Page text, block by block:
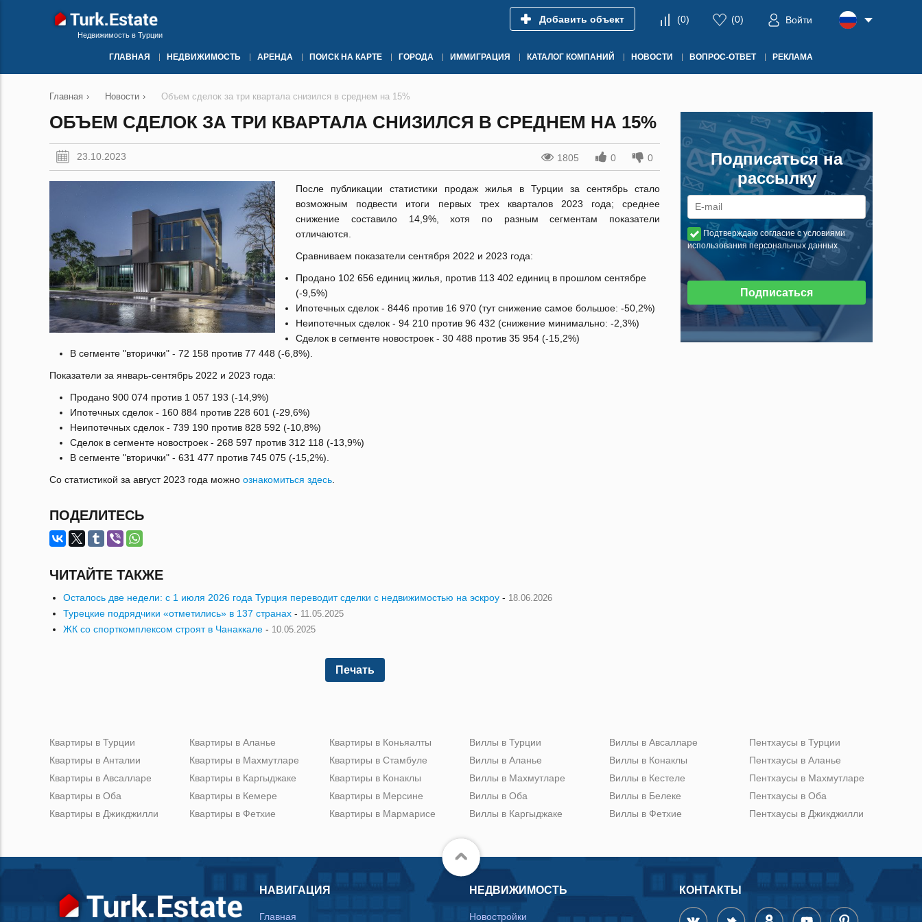
Недвижимость в Турции
Добавить объект (0) (0) Войти
ГЛАВНАЯ НЕДВИЖИМОСТЬ АРЕНДА ПОИСК НА КАРТЕ ГОРОДА ИММИГРАЦИЯ КАТАЛОГ КОМПАНИЙ НОВОСТИ ВОПРОС-ОТВЕТ РЕКЛАМА
Главная › Новости › Объем сделок за три квартала снизился в среднем на 15%
ОБЪЕМ СДЕЛОК ЗА ТРИ КВАРТАЛА СНИЗИЛСЯ В СРЕДНЕМ НА 15%
23.10.2023 1805 0 0
После публикации статистики продаж жилья в Турции за сентябрь стало
возможным подвести итоги первых трех кварталов 2023 года; среднее
снижение составило 14,9%, хотя по разным сегментам показатели
отличаются.
Сравниваем показатели сентября 2022 и 2023 года:
Продано 102 656 единиц жилья, против 113 402 единиц в прошлом сентябре
(-9,5%)
Ипотечных сделок - 8446 против 16 970 (тут снижение самое большое: -50,2%)
Неипотечных сделок - 94 210 против 96 432 (снижение минимально: -2,3%)
Сделок в сегменте новостроек - 30 488 против 35 954 (-15,2%)
В сегменте "вторички" - 72 158 против 77 448 (-6,8%).
Показатели за январь-сентябрь 2022 и 2023 года:
Продано 900 074 против 1 057 193 (-14,9%)
Ипотечных сделок - 160 884 против 228 601 (-29,6%)
Неипотечных сделок - 739 190 против 828 592 (-10,8%)
Сделок в сегменте новостроек - 268 597 против 312 118 (-13,9%)
В сегменте "вторички" - 631 477 против 745 075 (-15,2%).
Со статистикой за август 2023 года можно ознакомиться здесь
ПОДЕЛИТЕСЬ
ЧИТАЙТЕ ТАКЖЕ
Осталось две недели: с 1 июля 2026 года Турция переводит сделки с недвижимостью на эскроу - 18.06.2026
Турецкие подрядчики «отметились» в 137 странах - 11.05.2025
ЖК со спорткомплексом строят в Чанаккале - 10.05.2025
Печать
Подписаться на
рассылку
Подтверждаю согласие с условиями
использования персональных данных
Подписаться
Квартиры в Турции
Квартиры в Анталии
Квартиры в Авсалларе
Квартиры в Оба
Квартиры в Джикджилли
Квартиры в Аланье
Квартиры в Махмутларе
Квартиры в Каргыджаке
Квартиры в Кемере
Квартиры в Фетхие
Квартиры в Коньяалты
Квартиры в Стамбуле
Квартиры в Конаклы
Квартиры в Мерсине
Квартиры в Мармарисе
Виллы в Турции
Виллы в Аланье
Виллы в Махмутларе
Виллы в Оба
Виллы в Каргыджаке
Виллы в Авсалларе
Виллы в Конаклы
Виллы в Кестеле
Виллы в Белеке
Виллы в Фетхие
Пентхаусы в Турции
Пентхаусы в Аланье
Пентхаусы в Махмутларе
Пентхаусы в Оба
Пентхаусы в Джикджилли
НАВИГАЦИЯ
Главная
НЕДВИЖИМОСТЬ
Новостройки
КОНТАКТЫ